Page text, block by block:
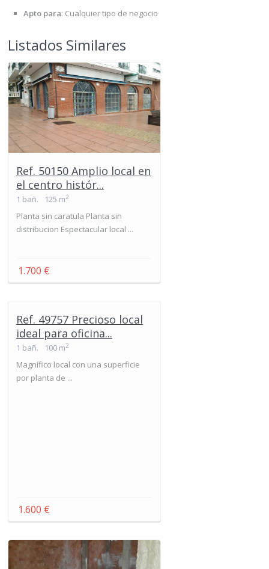
Apto para: Cualquier tipo de negocio
Listados Similares
Ref. 50150 Amplio local en
el centro histór...
1 bañ. 125 m2
Planta sin caratula Planta sin
distribucion Espectacular local ...
1.700 €
Ref. 49757 Precioso local
ideal para oficina...
1 bañ. 100 m2
Magnífico local con una superficie
por planta de ...
1.600 €